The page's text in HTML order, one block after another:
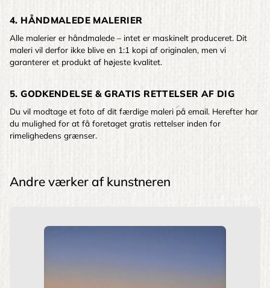
4. HÅNDMALEDE MALERIER
Alle malerier er håndmalede – intet er maskinelt produceret. Dit
maleri vil derfor ikke blive en 1:1 kopi af originalen, men vi
garanterer et produkt af højeste kvalitet.
5. GODKENDELSE & GRATIS RETTELSER AF DIG
Du vil modtage et foto af dit færdige maleri på email. Herefter har
du mulighed for at få foretaget gratis rettelser inden for
rimelighedens grænser.
Andre værker af kunstneren